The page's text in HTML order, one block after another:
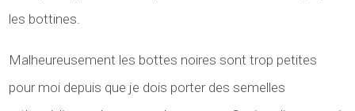
les bottines.
Malheureusement les bottes noires sont trop petites
pour moi depuis que je dois porter des semelles